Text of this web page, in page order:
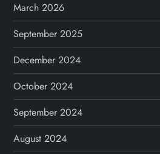
March 2026
September 2025
December 2024
October 2024
September 2024
August 2024